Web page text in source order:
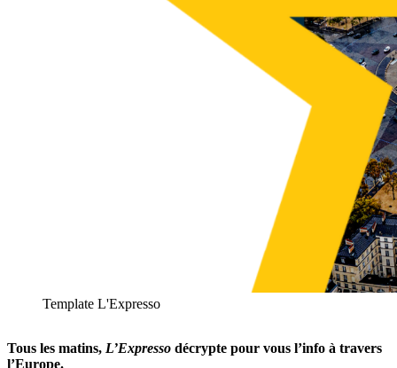
Template L'Expresso
Tous les matins, L’Expresso décrypte pour vous l’info à travers
l’Europe.